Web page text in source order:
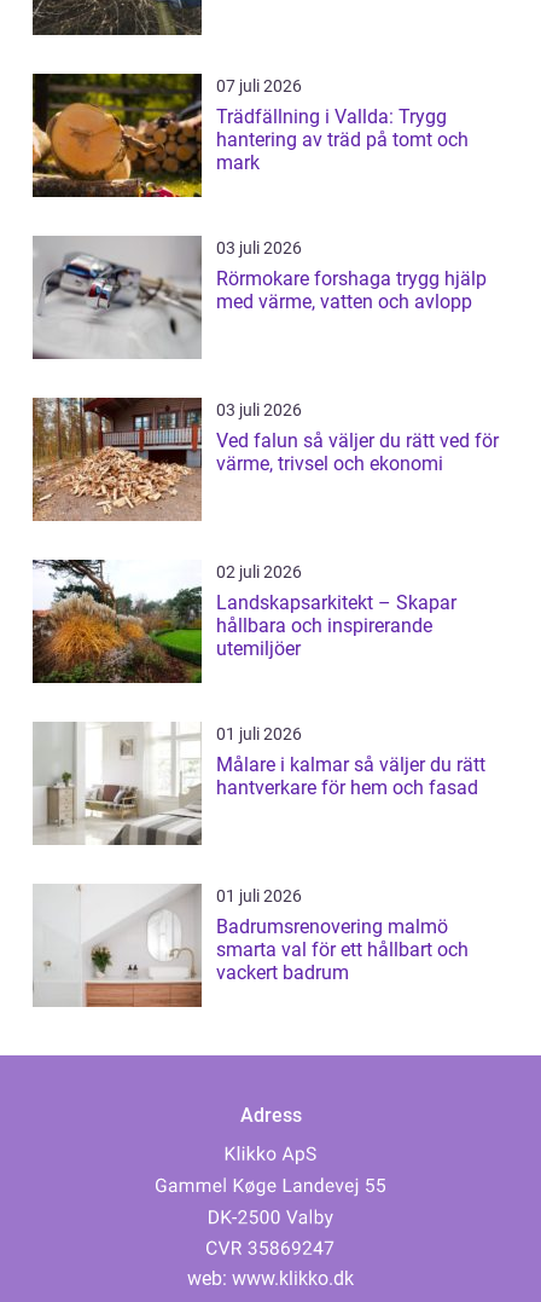
07 juli 2026
Trädfällning i Vallda: Trygg
hantering av träd på tomt och
mark
03 juli 2026
Rörmokare forshaga trygg hjälp
med värme, vatten och avlopp
03 juli 2026
Ved falun så väljer du rätt ved för
värme, trivsel och ekonomi
02 juli 2026
Landskapsarkitekt – Skapar
hållbara och inspirerande
utemiljöer
01 juli 2026
Målare i kalmar så väljer du rätt
hantverkare för hem och fasad
01 juli 2026
Badrumsrenovering malmö
smarta val för ett hållbart och
vackert badrum
Adress
web: www.klikko.dk